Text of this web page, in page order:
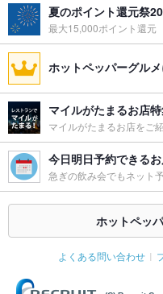
夏のポイント還元祭
最大15,000ポイント還元
ホットペッパーグル
マイルがたまるお店特
マイルがたまるお店をご
今日明日予約できる
急ぎの飲み会でもネット
ホットペッ
よくある問い合わせ